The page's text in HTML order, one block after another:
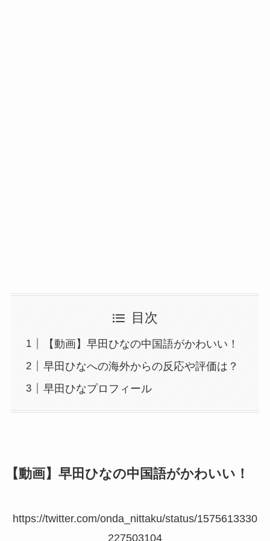
目次
【動画】早田ひなの中国語がかわいい！
早田ひなへの海外からの反応や評価は？
早田ひなプロフィール
【動画】早田ひなの中国語がかわいい！
https://twitter.com/onda_nittaku/status/1575613330
227503104